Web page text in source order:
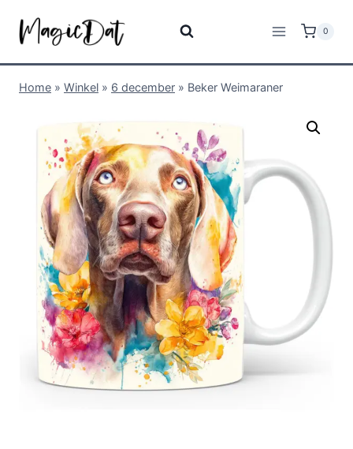
0
Home » Winkel » 6 december » Beker Weimaraner